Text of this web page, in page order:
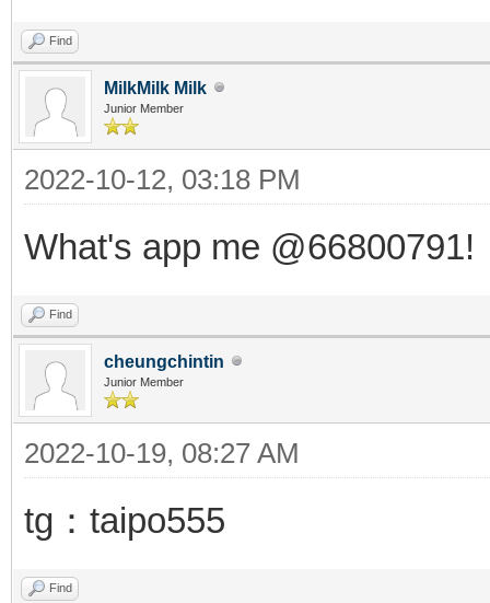
Find
MilkMilk Milk
Junior Member
2022-10-12, 03:18 PM
What's app me @66800791!
Find
cheungchintin
Junior Member
2022-10-19, 08:27 AM
tg：taipo555
Find